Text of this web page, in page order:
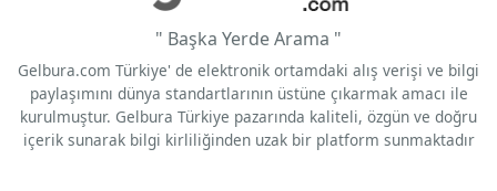
" Başka Yerde Arama "
Gelbura.com Türkiye' de elektronik ortamdaki alış verişi ve bilgi
paylaşımını dünya standartlarının üstüne çıkarmak amacı ile
kurulmuştur. Gelbura Türkiye pazarında kaliteli, özgün ve doğru
içerik sunarak bilgi kirliliğinden uzak bir platform sunmaktadır